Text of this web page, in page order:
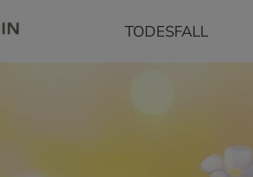
TODESFALL